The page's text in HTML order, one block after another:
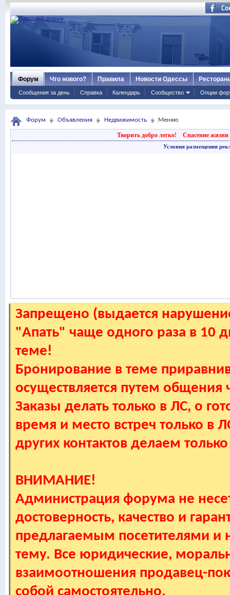
Форум
Сообщения за день Справка Календарь Сообщество Опции
Что нового? Правила Новости Одессы
Форум Объявления Недвижимость Меняю
Творить добро легко! Спасение жизни
Условия размещения
Запрещено (выдается
"Апать" чаще одного раза в 10
теме!
Бронирование в теме
осуществляется путем
Заказы делать только в ЛС, о
время и место встреч только в
других контактов делаем
ВНИМАНИЕ!
Администрация форума не
достоверность, качество и
предлагаемым посетителями и
тему. Все юридические,
взаимоотношения продавец-
собой самостоятельно.